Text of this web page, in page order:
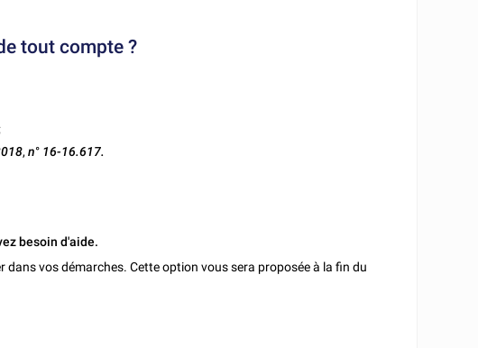
tout compte ?
,n° 16-16.617.
besoin d'aide.
vos démarches. Cette option vous sera proposée à la fin du